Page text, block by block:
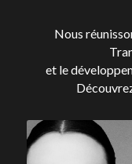
Nous
et le